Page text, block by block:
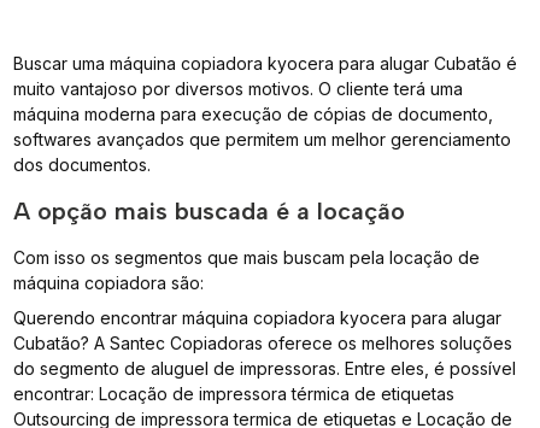
Buscar uma máquina copiadora kyocera para alugar Cubatão é
muito vantajoso por diversos motivos. O cliente terá uma
máquina moderna para execução de cópias de documento,
softwares avançados que permitem um melhor gerenciamento
dos documentos.
A opção mais buscada é a locação
Com isso os segmentos que mais buscam pela locação de
máquina copiadora são:
Querendo encontrar máquina copiadora kyocera para alugar
Cubatão? A Santec Copiadoras oferece os melhores soluções
do segmento de aluguel de impressoras. Entre eles, é possível
encontrar: Locação de impressora térmica de etiquetas
Outsourcing de impressora termica de etiquetas e Locação de